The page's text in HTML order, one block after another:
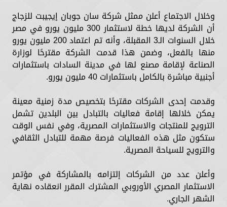
وخلال الاجتماع أعلن ممثل شركة سان جوبان إيجيبت للزجاج
أن الشركة لديها خطة لاستثمار 300 مليون يورو في مصر
خلال السنوات الـ3 المقبلة، وأنه تم اعتماد 200 مليون يورو
منها بالفعل، وضمن هذا قدمت الشركة مقترحًا لوزارة
الصناعة لإقامة مصنع لها في مدينة السادات باستثمارات
أجنبية مباشرة بالكامل باستثمارات 40 مليون يورو.
وقدمت إحدى الشركات مقترحًا بتخصيص مدة زمنية معينة
يمكن خلالها إقامة فعاليات بالتبادل بين البلدين تشمل
الترويج للمنتجات والاستثمارات المصرية، وفي نفس الوقت
ستكون مثل هذه الفعاليات فرصة مهمة للتبادل الثقافي
والترويج للسياحة المصرية.
وأعلن عدد من الشركات إلتزامه بالمشاركة في مؤتمر
الاستثمار المصري الأوروبي المشترك المقرر انعقاده نهاية
الشهر الجاري.